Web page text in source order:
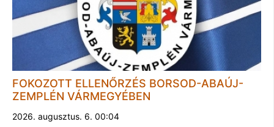
FOKOZOTT ELLENŐRZÉS BORSOD-ABAÚJ-
ZEMPLÉN VÁRMEGYÉBEN
2026. augusztus. 6. 00:04